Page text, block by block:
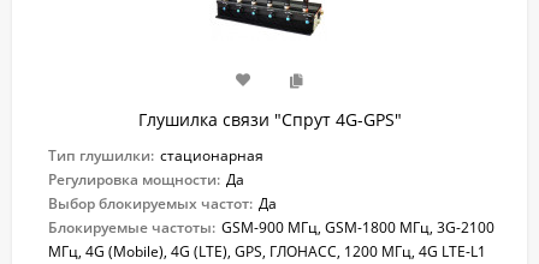
Глушилка связи "Спрут 4G-GPS"
Тип глушилки: стационарная
Регулировка мощности: Да
Выбор блокируемых частот: Да
Блокируемые частоты: GSM-900 МГц, GSM-1800 МГц, 3G-2100
МГц, 4G (Mobile), 4G (LTE), GPS, ГЛОНАСС, 1200 МГц, 4G LTE-L1